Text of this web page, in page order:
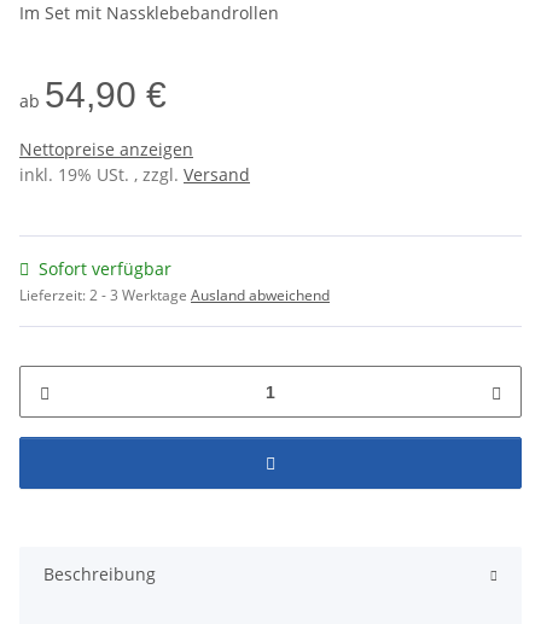
Im Set mit Nassklebebandrollen
ab 54,90 €
Nettopreise anzeigen
inkl. 19% USt. , zzgl. Versand
Sofort verfügbar
Lieferzeit:2 - 3 Werktage Ausland abweichend
Beschreibung